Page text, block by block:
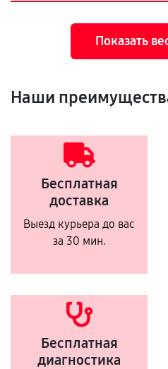
Показать
Наши
Бесплатная
доставка
Выезд курьера до вас
за 30 мин.
Бесплатная
диагностика